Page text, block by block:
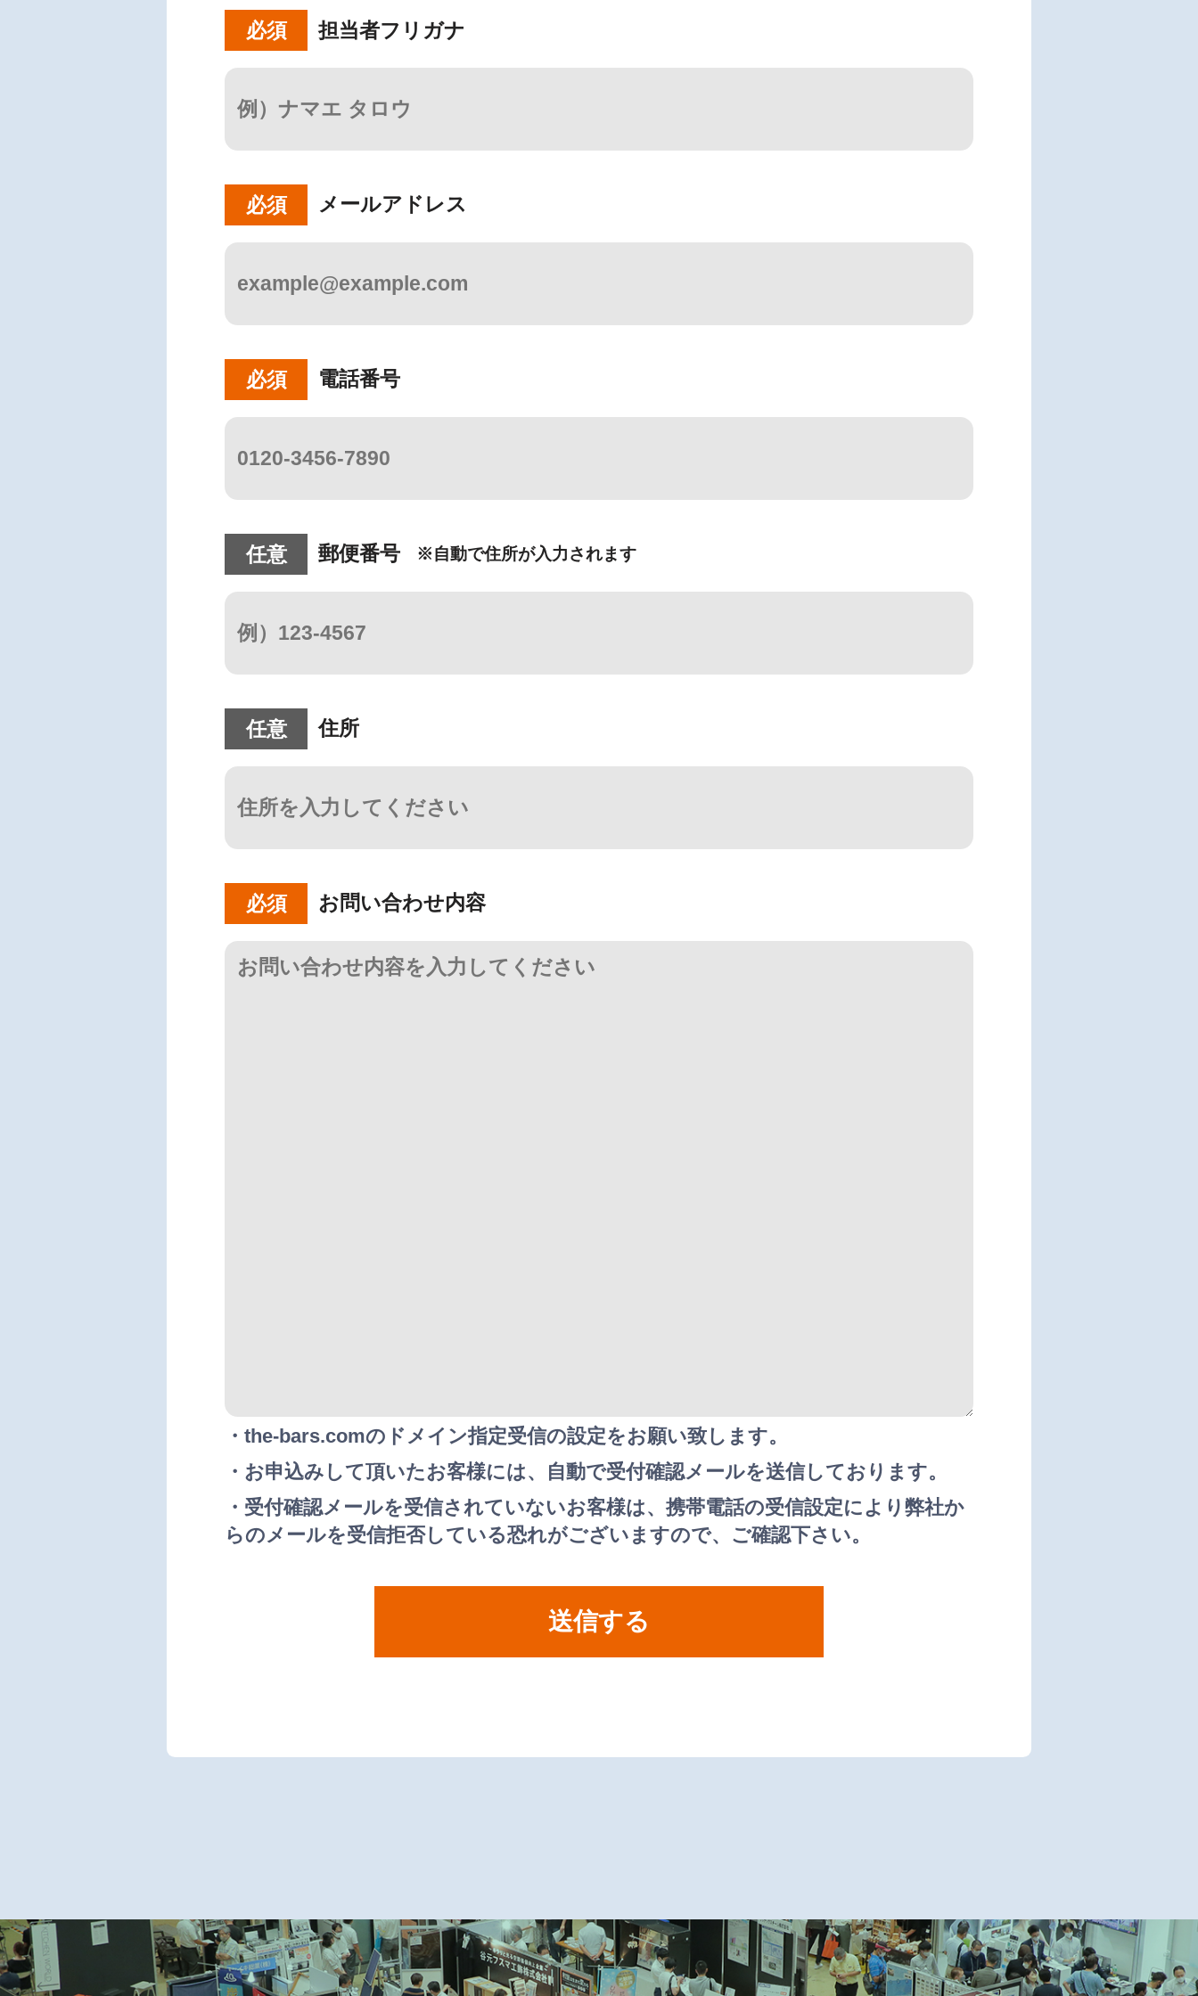
必須 担当者フリガナ
必須 メールアドレス
必須 電話番号
任意 郵便番号 ※自動で住所が入力されます
任意 住所
必須 お問い合わせ内容
・the-bars.comのドメイン指定受信の設定をお願い致します。
・お申込みして頂いたお客様には、自動で受付確認メールを送信しております。
・受付確認メールを受信されていないお客様は、携帯電話の受信設定により弊社か
らのメールを受信拒否している恐れがございますので、ご確認下さい。